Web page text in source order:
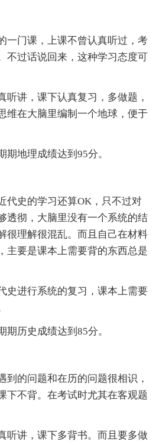
一门课，上课不曾认真听过，考
不过话说回来，这种学习态度可
听讲，课下认真复习，多做题，
维在大脑里编制一个地球，便于
期地理成绩达到95分。
代史的学习还算OK，只不过对
透彻，大脑里没有一个系统的结
很理解很混乱。而且自己在材料
主要是课本上需要背的东西总是
史进行系统的复习，课本上需要
期历史成绩达到85分。
到的问题和在历的问题很相识，
下不背。在考试时尤其在客观题
听讲，课下多背书。而且要多做